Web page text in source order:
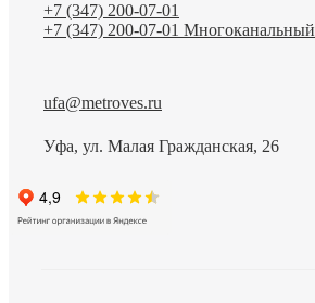
+7 (347) 200-07-01
+7 (347) 200-07-01 Многоканальный
ufa@metroves.ru
Уфа, ул. Малая Гражданская, 26